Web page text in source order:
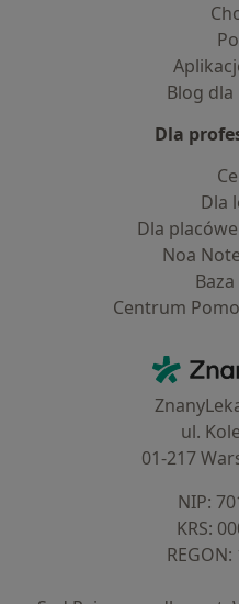
Blog
Dla
Dla
Dla
Noa
Centrum
ul.
01-217
NIP:
KRS: